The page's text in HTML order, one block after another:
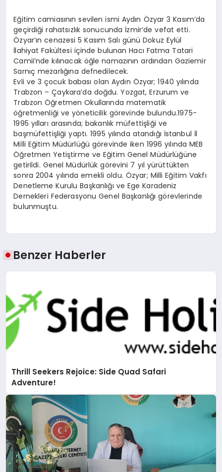
Eğitim camiasının sevilen ismi Aydın Özyar 3 Kasım’da
geçirdiği rahatsızlık sonucunda İzmir’de vefat etti.
Özyar’ın cenazesi 5 Kasım Salı günü Dokuz Eylül
İlahiyat Fakültesi içinde bulunan Hacı Fatma Tatari
Camii’nde kılınacak öğle namazının ardından Gaziemir
Sarnıç mezarlığına defnedilecek.
Evli ve 3 çocuk babası olan Aydın Özyar; 1940 yılında
Trabzon – Çaykara’da doğdu. Yozgat, Erzurum ve
Trabzon Öğretmen Okullarında matematik
öğretmenliği ve yöneticilik görevinde bulundu.1975-
1995 yılları arasında; bakanlık müfettişliği ve
başmüfettişliği yaptı. 1995 yılında atandığı İstanbul İl
Milli Eğitim Müdürlüğü görevinde iken 1996 yılında MEB
Öğretmen Yetiştirme ve Eğitim Genel Müdürlüğüne
getirildi. Genel Müdürlük görevini 7 yıl yürüttükten
sonra 2004 yılında emekli oldu. Özyar; Milli Eğitim Vakfı
Denetleme Kurulu Başkanlığı ve Ege Karadeniz
Dernekleri Federasyonu Genel Başkanlığı görevlerinde
bulunmuştu.
Benzer Haberler
Thrill Seekers Rejoice: Side Quad Safari
Adventure!